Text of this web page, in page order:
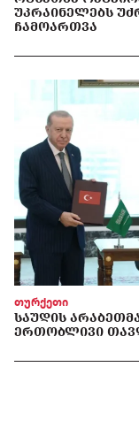
ᲣᲙᲠᲐᲘᲜᲔᲚᲔᲑᲡ
ᲩᲐᲛᲝᲐᲠᲗᲕᲐ
თურქეთი
ᲡᲐᲣᲓᲘᲡ
ᲔᲠᲗᲝᲑᲚᲘᲕᲘ